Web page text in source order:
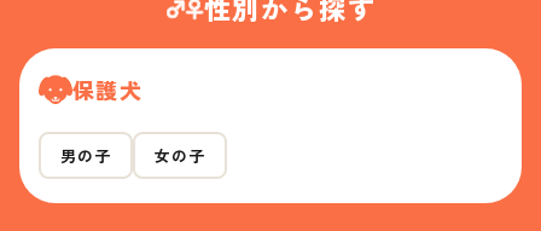
保護犬
男の子 女の子